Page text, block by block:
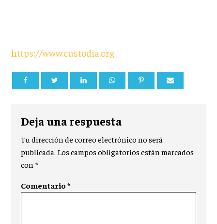
https://www.custodia.org
Deja una respuesta
Tu dirección de correo electrónico no será
publicada. Los campos obligatorios están marcados
con*
Comentario*